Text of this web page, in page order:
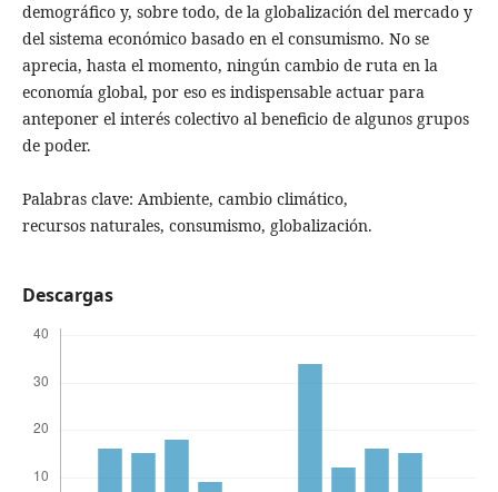
demográfico y, sobre todo, de la globalización del mercado y
del sistema económico basado en el consumismo. No se
aprecia, hasta el momento, ningún cambio de ruta en la
economía global, por eso es indispensable actuar para
anteponer el interés colectivo al beneficio de algunos grupos
de poder.
Palabras clave: Ambiente, cambio climático,
recursos naturales, consumismo, globalización.
Descargas